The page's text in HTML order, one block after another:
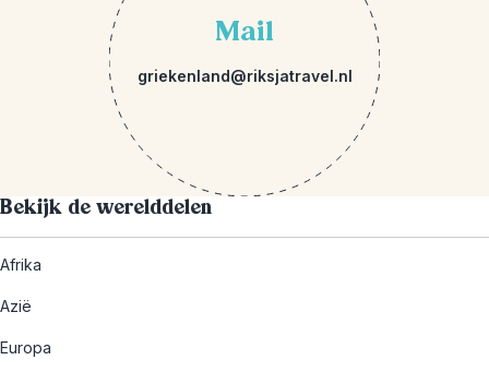
Mail
griekenland@riksjatravel.nl
Bekijk de werelddelen
Afrika
Azië
Europa